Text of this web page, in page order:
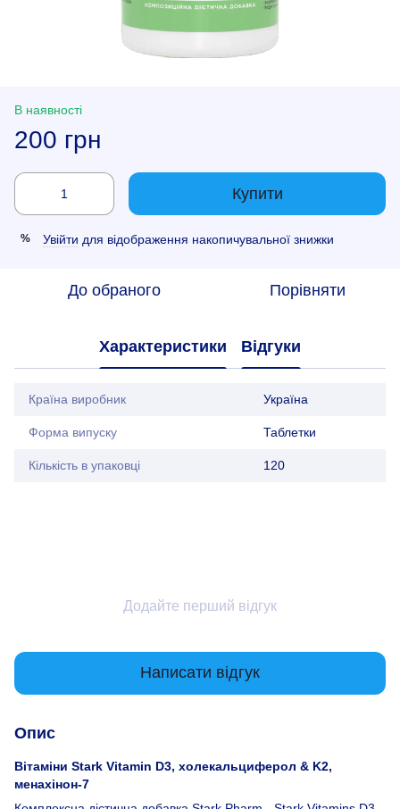
В наявності
200 грн
Купити
% Увійти для відображення накопичувальної знижки
До обраного Порівняти
Характеристики Відгуки
Країна виробник Україна
Форма випуску Таблетки
Кількість в упаковці 120
Додайте перший відгук
Написати відгук
Опис
Вітаміни Stark Vitamin D3, холекальциферол & K2,
менахінон-7